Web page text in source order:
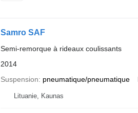
Samro SAF
Semi-remorque à rideaux coulissants
2014
Suspension
pneumatique/pneumatique
Lituanie, Kaunas